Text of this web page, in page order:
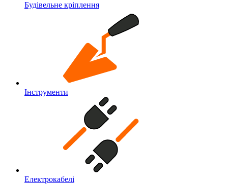
Будівельне кріплення
Інструменти
Електрокабелі